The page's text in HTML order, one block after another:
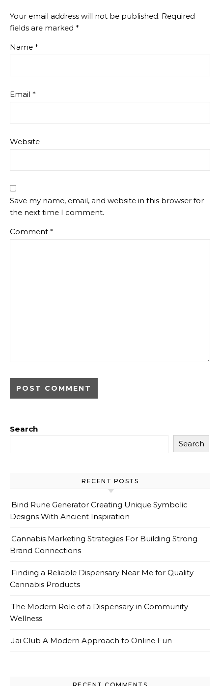
Your email address will not be published. Required
fields are marked *
Name *
Email *
Website
Save my name, email, and website in this browser for
the next time I comment.
Comment *
Search
Search
RECENT POSTS
Bind Rune Generator Creating Unique Symbolic
Designs With Ancient Inspiration
Cannabis Marketing Strategies For Building Strong
Brand Connections
Finding a Reliable Dispensary Near Me for Quality
Cannabis Products
The Modern Role of a Dispensary in Community
Wellness
Jai Club A Modern Approach to Online Fun